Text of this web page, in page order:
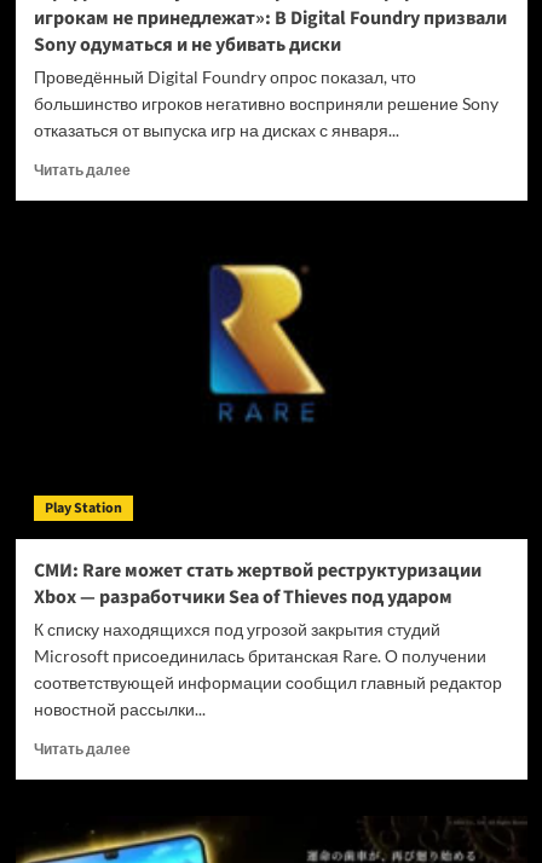
игрокам не принедлежат»: В Digital Foundry призвали
Sony одуматься и не убивать диски
Проведённый Digital Foundry опрос показал, что
большинство игроков негативно восприняли решение Sony
отказаться от выпуска игр на дисках с января...
Читать далееПрочитать
платформах
принедлежат»:
не
убивать
диски
Play Station
СМИ: Rare может стать жертвой реструктуризации
Xbox — разработчики Sea of Thieves под ударом
К списку находящихся под угрозой закрытия студий
Microsoft присоединилась британская Rare. О получении
соответствующей информации сообщил главный редактор
новостной рассылки...
Читать далееПрочитать
Rare